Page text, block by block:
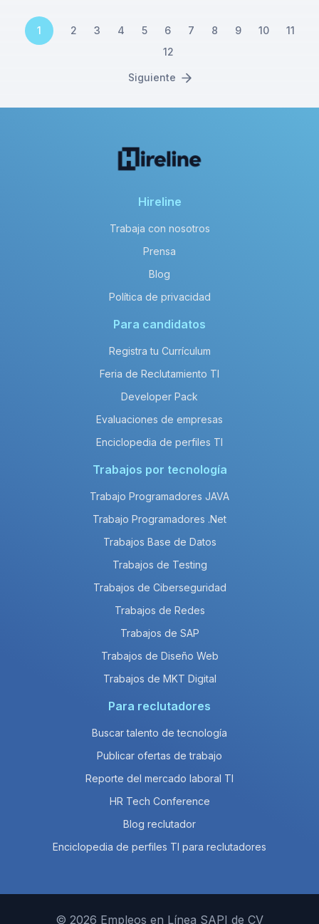
1 2 3 4 5 6 7 8 9 10
11
12
Siguiente
Hireline
Trabaja con nosotros
Prensa
Blog
Política de privacidad
Para candidatos
Registra tu Currículum
Feria de Reclutamiento TI
Developer Pack
Evaluaciones de empresas
Enciclopedia de perfiles TI
Trabajos por tecnología
Trabajo Programadores JAVA
Trabajo Programadores .Net
Trabajos Base de Datos
Trabajos de Testing
Trabajos de Ciberseguridad
Trabajos de Redes
Trabajos de SAP
Trabajos de Diseño Web
Trabajos de MKT Digital
Para reclutadores
Buscar talento de tecnología
Publicar ofertas de trabajo
Reporte del mercado laboral TI
HR Tech Conference
Blog reclutador
Enciclopedia de perfiles TI para reclutadores
© 2026 Empleos en Línea SAPI de CV